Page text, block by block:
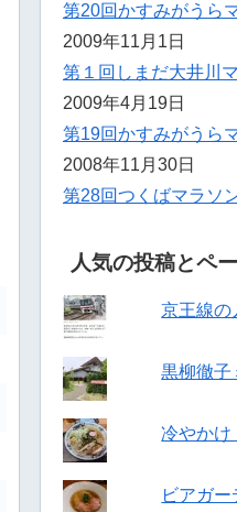
第20回かすみがうら
2009年11月1日
第１回しまだ大井川
2009年4月19日
第19回かすみがうら
2008年11月30日
第28回つくばマラソ
人気の投稿とペ
京王線の
黒柳徹子
冷やかけ
ビアガ